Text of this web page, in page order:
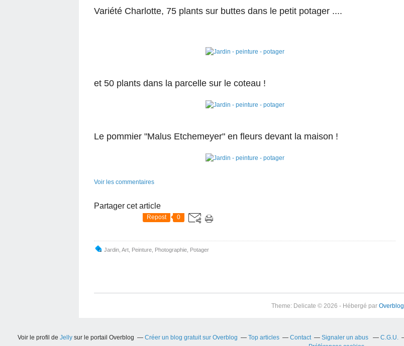
Variété Charlotte, 75 plants sur buttes dans le petit potager ....
et 50 plants dans la parcelle sur le coteau !
Le pommier "Malus Etchemeyer" en fleurs devant la maison !
Voir les commentaires
Partager cet article
Repost 0
Jardin Art Peinture Photographie Potager
Theme: Delicate © 2026 - Hébergé par Overblog
Voir le profil de Jellysur le portail Overblog Créer un blog gratuit sur Overblog Top articles Contact Signaler un abus C.G.U.